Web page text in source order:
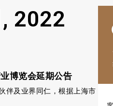
2022
博览会延期公告
伴及业界同仁，根据上海市